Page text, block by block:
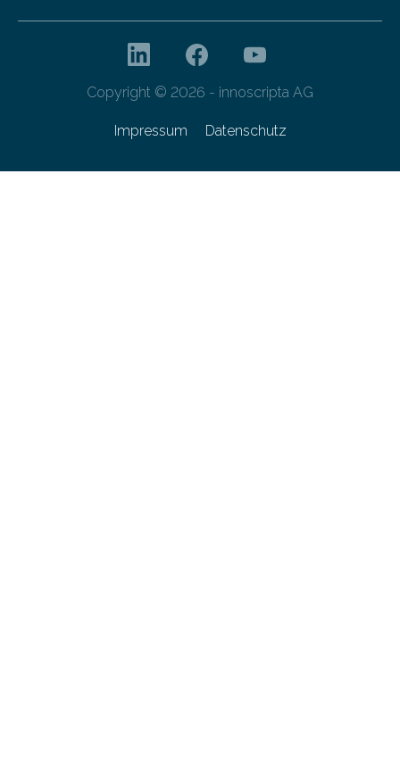
Copyright © 2026 - innoscripta AG
Impressum Datenschutz